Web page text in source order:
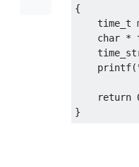
{
time_t
char *
    printf
(
return
}